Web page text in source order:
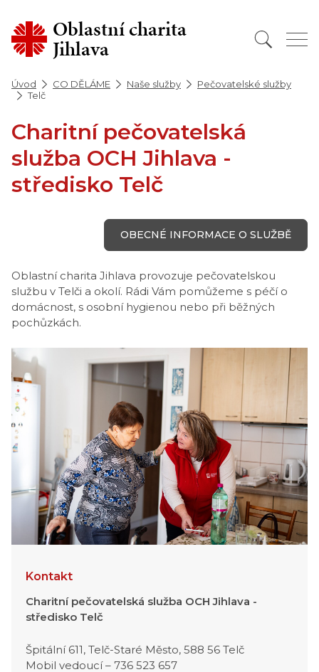
Oblastní charita
Jihlava
Úvod CO DĚLÁME Naše služby
Pečovatelské služby
Telč
Charitní pečovatelská
služba OCH Jihlava -
středisko Telč
OBECNÉ INFORMACE O SLUŽBĚ
Oblastní charita Jihlava provozuje pečovatelskou
službu v Telči a okolí. Rádi Vám pomůžeme s péčí o
domácnost, s osobní hygienou nebo při běžných
pochůzkách.
Kontakt
Charitní pečovatelská služba OCH Jihlava -
středisko Telč
Špitální 611, Telč-Staré Město, 588 56 Telč
Mobil vedoucí – 736 523 657